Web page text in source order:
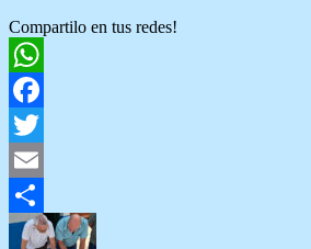
Compartilo en tus redes!
WhatsApp
Facebook
Twitter
Email
Compartir